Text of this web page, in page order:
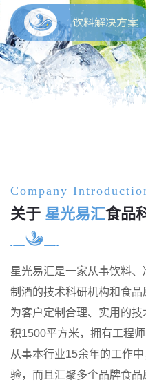
饮料解决方案
Company
关于 星光易汇食品
星光易汇是一家从事饮料
制酒的技术科研机构和食品
为客户定制合理、实用的技
积1500平方米，拥有工程
从事本行业15余年的工作
验，而且汇聚多个品牌食